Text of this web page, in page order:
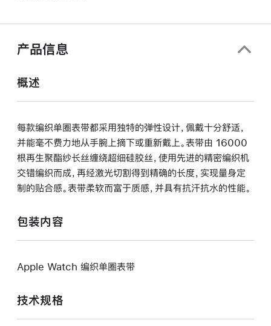
中
产品信息
概述
每款编织单圈表带都采用独特的弹性设计，佩戴十分舒适，
并能毫不费力地从手腕上摘下或重新戴上。表带由 16000
根再生聚酯纱长丝缠绕超细硅胶丝，使用先进的精密编织机
交错编织而成，再经激光切割得到精确的长度，实现量身定
制的贴合感。表带柔软而富于质感，并具有抗汗抗水的性能。
包装内容
Apple Watch 编织单圈表带
技术规格